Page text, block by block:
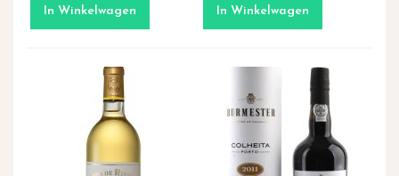
In Winkelwagen In Winkelwagen